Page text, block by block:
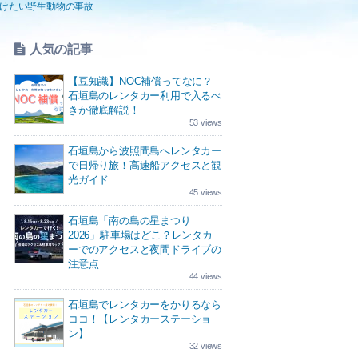
たい野生動物の事故
人気の記事
【豆知識】NOC補償ってなに？
石垣島のレンタカー利用で入るべ
きか徹底解説！
53 views
石垣島から波照間島へレンタカー
で日帰り旅！高速船アクセスと観
光ガイド
45 views
石垣島「南の島の星まつり
2026」駐車場はどこ？レンタカ
ーでのアクセスと夜間ドライブの
注意点
44 views
石垣島でレンタカーをかりるなら
ココ！【レンタカーステーショ
ン】
32 views